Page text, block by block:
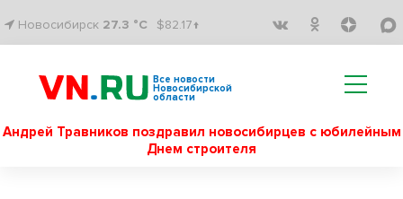
Новосибирск 27.3 °C $82.17↑
Все новости
Новосибирской
области
Андрей Травников поздравил новосибирцев с юбилейным
Днем строителя